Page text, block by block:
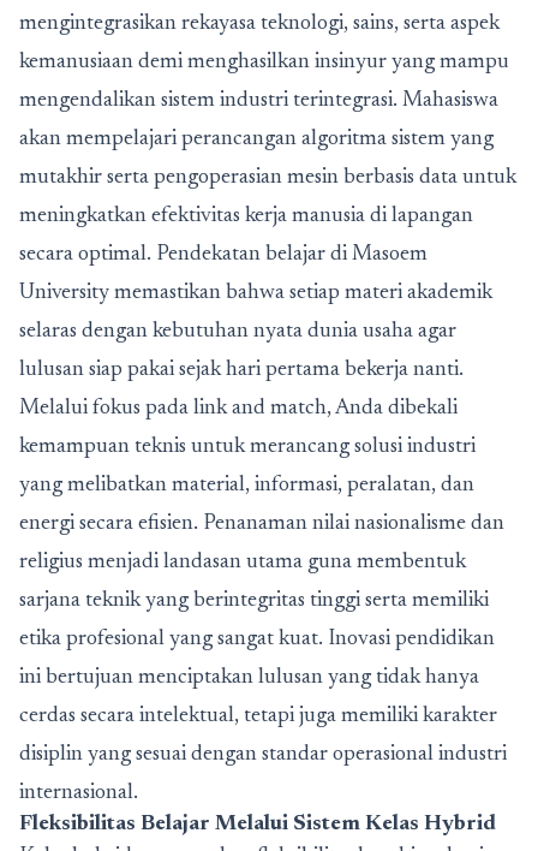
mengintegrasikan rekayasa teknologi, sains, serta aspek
kemanusiaan demi menghasilkan insinyur yang mampu
mengendalikan sistem industri terintegrasi. Mahasiswa
akan mempelajari perancangan algoritma sistem yang
mutakhir serta pengoperasian mesin berbasis data untuk
meningkatkan efektivitas kerja manusia di lapangan
secara optimal. Pendekatan belajar di Masoem
University memastikan bahwa setiap materi akademik
selaras dengan kebutuhan nyata dunia usaha agar
lulusan siap pakai sejak hari pertama bekerja nanti.
Melalui fokus pada link and match, Anda dibekali
kemampuan teknis untuk merancang solusi industri
yang melibatkan material, informasi, peralatan, dan
energi secara efisien. Penanaman nilai nasionalisme dan
religius menjadi landasan utama guna membentuk
sarjana teknik yang berintegritas tinggi serta memiliki
etika profesional yang sangat kuat. Inovasi pendidikan
ini bertujuan menciptakan lulusan yang tidak hanya
cerdas secara intelektual, tetapi juga memiliki karakter
disiplin yang sesuai dengan standar operasional industri
internasional.
Fleksibilitas Belajar Melalui Sistem Kelas Hybrid